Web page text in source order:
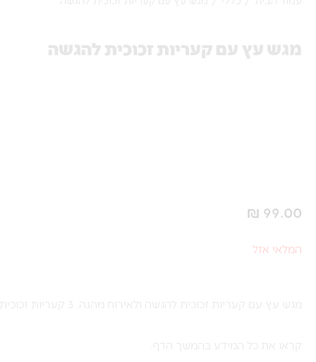
מגש עץ עם קעריות זכוכית להגשה
₪ 99.00
המלאי אזל
מגש עץ עם קעריות זכוכית להגשה ולאירוח מהנה. 3 קעריות זכוכית עם מכסה עץ מעוצב.
קראו את כל המידע בהמשך הדף.